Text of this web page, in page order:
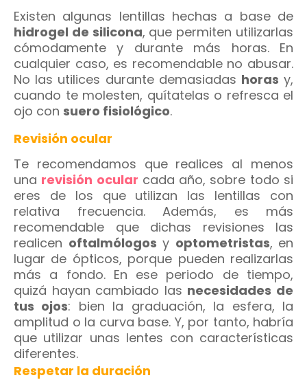
Existen algunas lentillas hechas a base de
hidrogel de silicona, que permiten utilizarlas
cómodamente y durante más horas. En
cualquier caso, es recomendable no abusar.
No las utilices durante demasiadas horas y,
cuando te molesten, quítatelas o refresca el
ojo con suero fisiológico.
Revisión ocular
Te recomendamos que realices al menos
una revisión ocular cada año, sobre todo si
eres de los que utilizan las lentillas con
relativa frecuencia. Además, es más
recomendable que dichas revisiones las
realicen oftalmólogos y optometristas, en
lugar de ópticos, porque pueden realizarlas
más a fondo. En ese periodo de tiempo,
quizá hayan cambiado las necesidades de
tus ojos: bien la graduación, la esfera, la
amplitud o la curva base. Y, por tanto, habría
que utilizar unas lentes con características
diferentes.
Respetar la duración